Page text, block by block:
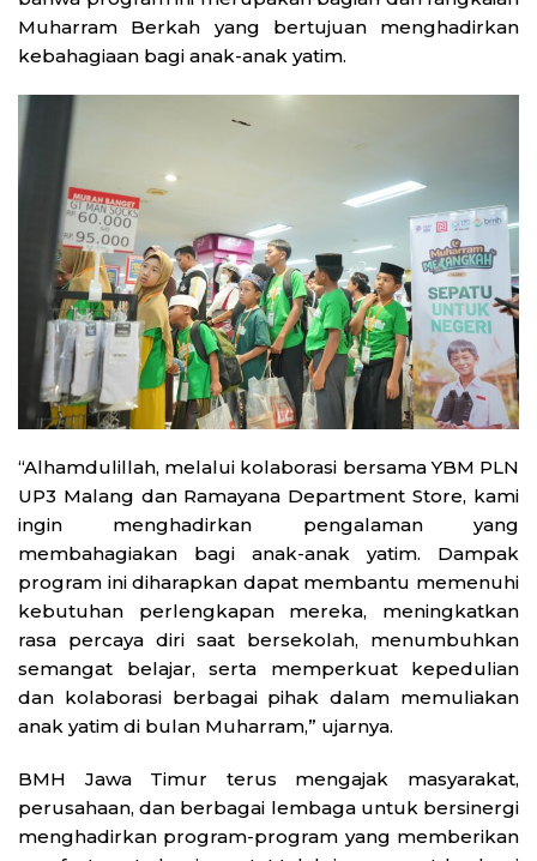
Muharram Berkah yang bertujuan menghadirkan
kebahagiaan bagi anak-anak yatim.
“Alhamdulillah, melalui kolaborasi bersama YBM PLN
UP3 Malang dan Ramayana Department Store, kami
ingin menghadirkan pengalaman yang
membahagiakan bagi anak-anak yatim. Dampak
program ini diharapkan dapat membantu memenuhi
kebutuhan perlengkapan mereka, meningkatkan
rasa percaya diri saat bersekolah, menumbuhkan
semangat belajar, serta memperkuat kepedulian
dan kolaborasi berbagai pihak dalam memuliakan
anak yatim di bulan Muharram,” ujarnya.
BMH Jawa Timur terus mengajak masyarakat,
perusahaan, dan berbagai lembaga untuk bersinergi
menghadirkan program-program yang memberikan